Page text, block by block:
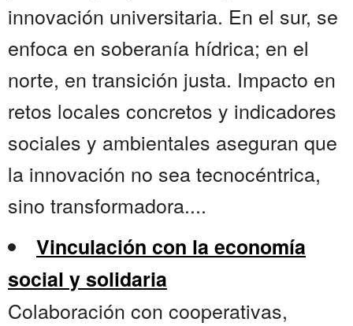
innovación universitaria. En el sur, se
enfoca en soberanía hídrica; en el
norte, en transición justa. Impacto en
retos locales concretos y indicadores
sociales y ambientales aseguran que
la innovación no sea tecnocéntrica,
sino transformadora....
Vinculación con la economía
social y solidaria
Colaboración con cooperativas,